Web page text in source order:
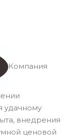
Компания
удачному
внедрения
ценовой